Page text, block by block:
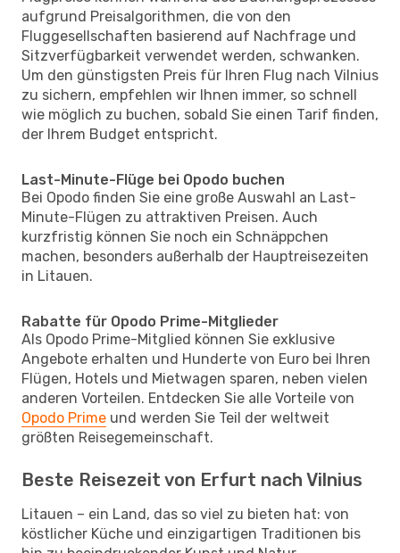
aufgrund Preisalgorithmen, die von den
Fluggesellschaften basierend auf Nachfrage und
Sitzverfügbarkeit verwendet werden, schwanken.
Um den günstigsten Preis für Ihren Flug nach Vilnius
zu sichern, empfehlen wir Ihnen immer, so schnell
wie möglich zu buchen, sobald Sie einen Tarif finden,
der Ihrem Budget entspricht.
Last-Minute-Flüge bei Opodo buchen
Bei Opodo finden Sie eine große Auswahl an Last-
Minute-Flügen zu attraktiven Preisen. Auch
kurzfristig können Sie noch ein Schnäppchen
machen, besonders außerhalb der Hauptreisezeiten
in Litauen.
Rabatte für Opodo Prime-Mitglieder
Als Opodo Prime-Mitglied können Sie exklusive
Angebote erhalten und Hunderte von Euro bei Ihren
Flügen, Hotels und Mietwagen sparen, neben vielen
anderen Vorteilen. Entdecken Sie alle Vorteile von
Opodo Prime und werden Sie Teil der weltweit
größten Reisegemeinschaft.
Beste Reisezeit von Erfurt nach Vilnius
Litauen – ein Land, das so viel zu bieten hat: von
köstlicher Küche und einzigartigen Traditionen bis